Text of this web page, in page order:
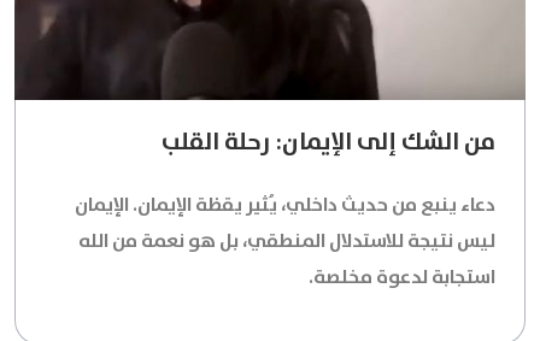
من الشك إلى الإيمان: رحلة القلب
دعاء ينبع من حديث داخلي، يُثير يقظة الإيمان. الإيمان
ليس نتيجة للاستدلال المنطقي، بل هو نعمة من الله
استجابة لدعوة مخلصة.